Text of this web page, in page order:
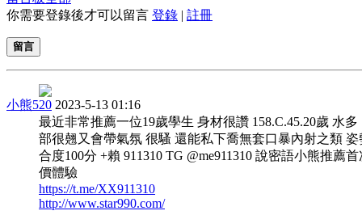
你需要登錄後才可以留言 登錄 | 註冊
留言
小熊520 2023-5-13 01:16
最近非常推薦一位19歲學生 身材很讚 158.C.45.20歲 水多
部很翹又會帶氣氛 很騷 還能私下喬無套口暴內射之類 姿
合度100分 +賴 911310 TG @me911310 說密語小熊推薦
價體驗
https://t.me/XX911310
http://www.star990.com/